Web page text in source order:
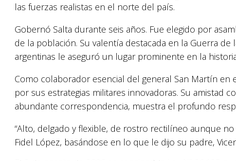
las fuerzas realistas en el norte del país.
Gobernó Salta durante seis años. Fue elegido por
de la población. Su valentía destacada en la Guerra
argentinas le aseguró un lugar prominente en la
Como colaborador esencial del general San Martín
por sus estrategias militares innovadoras. Su amistad
abundante correspondencia, muestra el profundo
“Alto, delgado y flexible, de rostro rectilíneo aunque
Fidel López, basándose en lo que le dijo su padre,